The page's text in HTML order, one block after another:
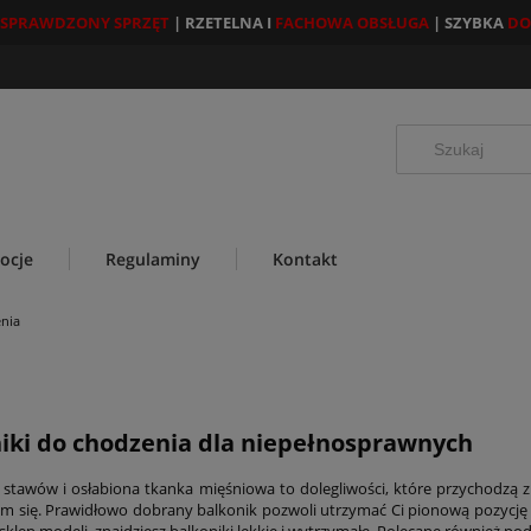
SPRAWDZONY SPRZĘT| RZETELNA I FACHOWA OBSŁUGA| SZYBKA
Regulaminy Kontakt
do chodzenia dla niepełnosprawnych
stawów i osłabiona tkanka mięśniowa to dolegliwości, które przychodzą
się. Prawidłowo dobrany balkonik pozwoli utrzymać Ci pionową